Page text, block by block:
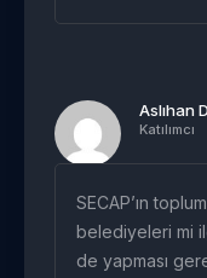
Aslıhan
Katılımcı
SECAP’ın
belediyeleri mi
de yapması